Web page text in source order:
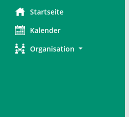
Startseite
Kalender
Organisation